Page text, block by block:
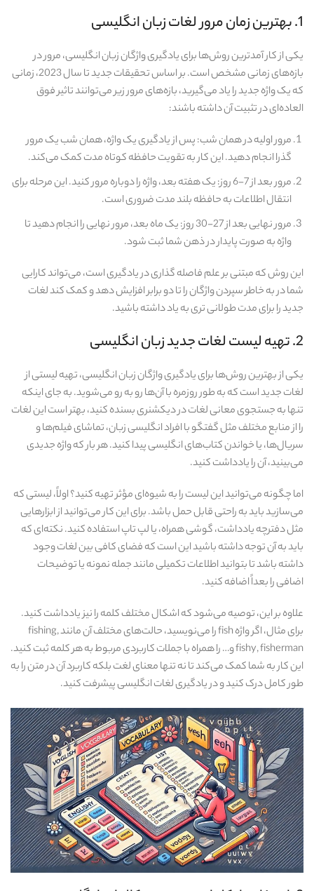
1. بهترین زمان مرور لغات زبان انگلیسی
یکی از کار آمدترین روش‌ها برای یادگیری واژگان زبان انگلیسی، مرور در
بازه‌های زمانی مشخص است. بر اساس تحقیقات جدید تا سال 2023، زمانی
که یک واژه جدید را یاد می‌گیرید، بازه‌های مرور زیر می‌توانند تاثیر فوق‌
العاده‌ای در تثبیت آن داشته باشند:
مرور اولیه در همان شب: پس از یادگیری یک واژه، همان شب یک مرور
گذرا انجام دهید. این کار به تقویت حافظه کوتاه‌ مدت کمک می‌کند.
مرور بعد از 7-6 روز: یک هفته بعد، واژه را دوباره مرور کنید. این مرحله برای
انتقال اطلاعات به حافظه بلند مدت ضروری است.
مرور نهایی بعد از 27-30 روز: یک ماه بعد، مرور نهایی را انجام دهید تا
واژه به صورت پایدار در ذهن شما ثبت شود.
این روش که مبتنی بر علم فاصله‌ گذاری در یادگیری است، می‌تواند کارایی
شما در به خاطر سپردن واژگان را تا دو برابر افزایش دهد و کمک کند لغات
جدید را برای مدت طولانی‌ تری به یاد داشته باشید.
2. تهیه لیست لغات جدید زبان انگلیسی
یکی از بهترین روش‌ها برای یادگیری واژگان زبان انگلیسی، تهیه لیستی از
لغات جدید است که به طور روزمره با آن‌ها رو به‌ رو می‌شوید. به جای اینکه
تنها به جستجوی معانی لغات در دیکشنری بسنده کنید، بهتر است این لغات
را از منابع مختلف مثل گفتگو با افراد انگلیسی‌ زبان، تماشای فیلم‌ها و
سریال‌ها، یا خواندن کتاب‌های انگلیسی پیدا کنید. هر بار که واژه جدیدی
می‌بینید، آن را یادداشت کنید.
اما چگونه می‌توانید این لیست را به شیوه‌ای مؤثر تهیه کنید؟ اولاً، لیستی که
می‌سازید باید به راحتی قابل حمل باشد. برای این کار می‌توانید از ابزارهایی
مثل دفترچه یادداشت، گوشی همراه، یا لپ‌ تاپ استفاده کنید. نکته‌ای که
باید به آن توجه داشته باشید این است که فضای کافی بین لغات وجود
داشته باشد تا بتوانید اطلاعات تکمیلی مانند جمله نمونه یا توضیحات
اضافی را بعداً اضافه کنید.
علاوه بر این، توصیه می‌شود که اشکال مختلف کلمه را نیز یادداشت کنید.
برای مثال، اگر واژه fish را می‌نویسید، حالت‌های مختلف آن مانند fishing,
fishy, fisherman و… را همراه با جملات کاربردی مربوط به هر کلمه ثبت کنید.
این کار به شما کمک می‌کند تا نه تنها معنای لغت بلکه کاربرد آن در متن را به
طور کامل درک کنید و در یادگیری لغات انگلیسی پیشرفت کنید.